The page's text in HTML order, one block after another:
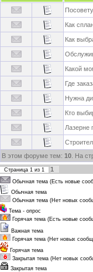
Как
Как
Какой
Где
Нужна
Кто
Лазерне
В этом форуме тем: 10 . На
Страница 1 из 1 1
Обычная тема (Есть новые
Обычная тема
Обычная тема (Нет новых
Тема - опрос
Горячая тема (Есть новые
Важная тема
Горячая тема (Нет новых
Горячая тема
Закрытая тема (Нет новых
Закрытая тема